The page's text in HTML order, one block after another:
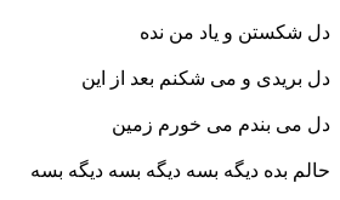
دل شکستن و یاد من نده
دل بریدی و می شکنم بعد از این
دل می بندم می خورم زمین
حالم بده دیگه بسه دیگه بسه دیگه بسه